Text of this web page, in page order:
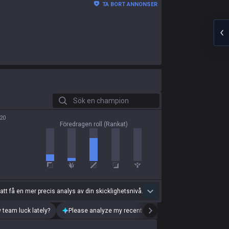
TA BORT ANNONSER
Sök en champion
Föredragen roll (Rankat)
få en mer precis analys av din skicklighetsnivå.
team luck lately? Please analyze my recent playstyle.